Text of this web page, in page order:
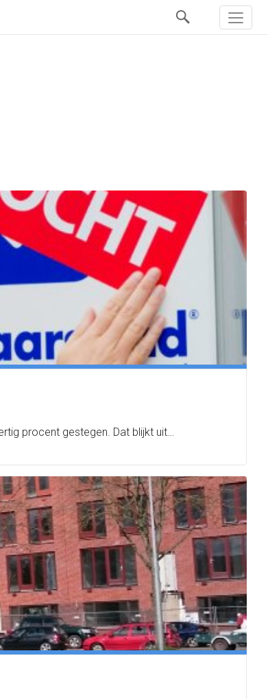
procent gestegen. Dat blijkt uit…